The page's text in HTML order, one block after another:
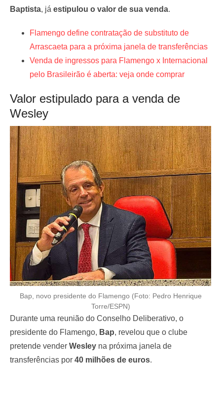
Baptista, já estipulou o valor de sua venda.
Flamengo define contratação de substituto de
Arrascaeta para a próxima janela de transferências
Venda de ingressos para Flamengo x Internacional
pelo Brasileirão é aberta: veja onde comprar
Valor estipulado para a venda de
Wesley
Bap, novo presidente do Flamengo (Foto: Pedro Henrique
Torre/ESPN)
Durante uma reunião do Conselho Deliberativo, o
presidente do Flamengo, Bap, revelou que o clube
pretende vender Wesley na próxima janela de
transferências por 40 milhões de euros.